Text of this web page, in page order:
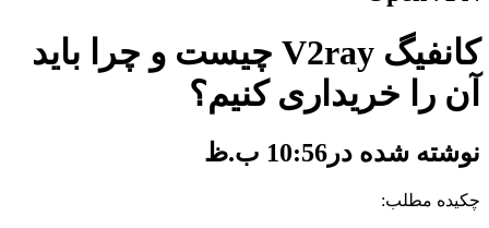
کانفیگ V2ray چیست و چرا باید
آن را خریداری کنیم؟
نوشته شده در10:56 ب.ظ
چکیده مطلب: